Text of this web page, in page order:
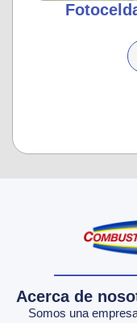
Acerca de
Somos una